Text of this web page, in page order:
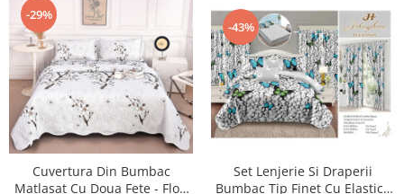
-29%
Cuvertura Din Bumbac
Matlasat Cu Doua Fete - Flori
-43%
Set Lenjerie Si Draperii
Bumbac Tip Finet Cu Elastic -